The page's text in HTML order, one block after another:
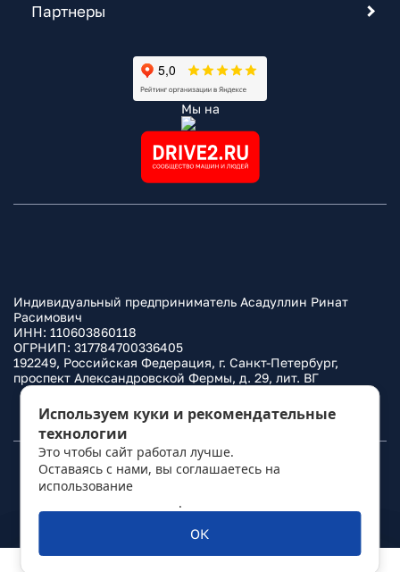
Партнеры
Мы на
Индивидуальный предприниматель Асадуллин Ринат
Расимович
ИНН: 110603860118
ОГРНИП: 317784700336405
192249, Российская Федерация, г. Санкт-Петербург,
проспект Александровской Фермы, д. 29, лит. ВГ
Политика конфиденциальности
© 2010– 2026Фаркоп.ру
Используем куки и рекомендательные
технологии
Это чтобы сайт работал лучше.
Оставаясь с нами, вы соглашаетесь на
использование
.
ОК